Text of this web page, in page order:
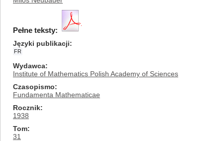
Pełne teksty:
Języki publikacji
FR
Wydawca
Institute of Mathematics Polish Academy of Sciences
Czasopismo
Fundamenta Mathematicae
Rocznik
1938
Tom
31